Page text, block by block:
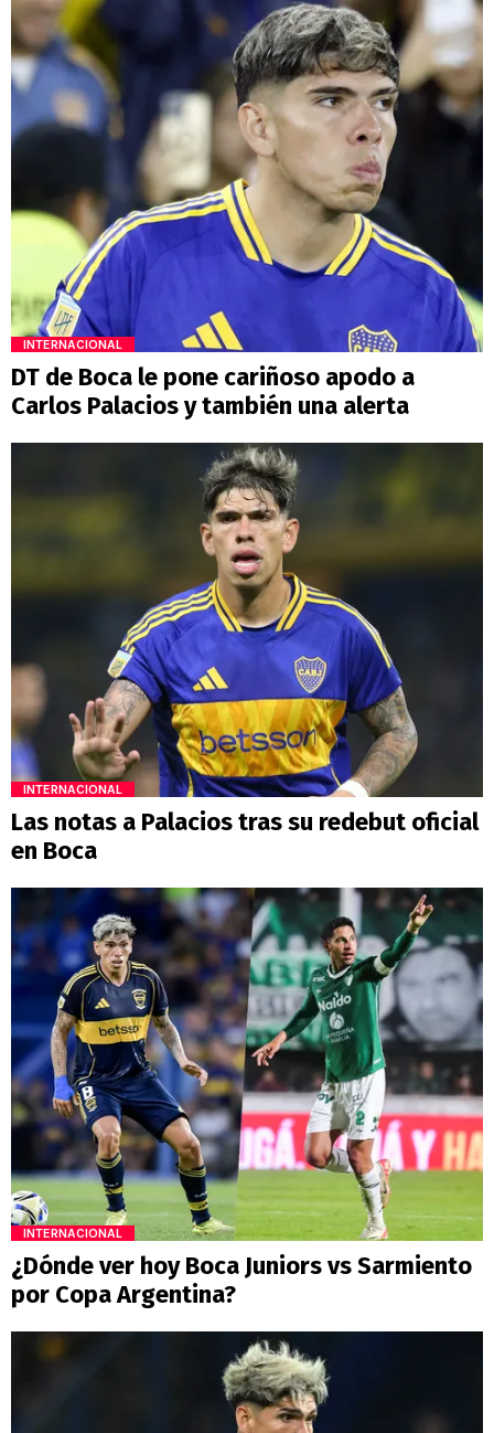
INTERNACIONAL
DT de Boca le pone cariñoso apodo a
Carlos Palacios y también una alerta
INTERNACIONAL
Las notas a Palacios tras su redebut oficial
en Boca
INTERNACIONAL
¿Dónde ver hoy Boca Juniors vs Sarmiento
por Copa Argentina?